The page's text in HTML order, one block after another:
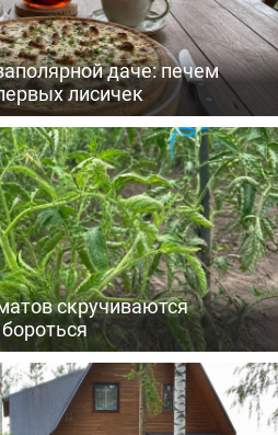
даче: печем
лисичек
скручиваются